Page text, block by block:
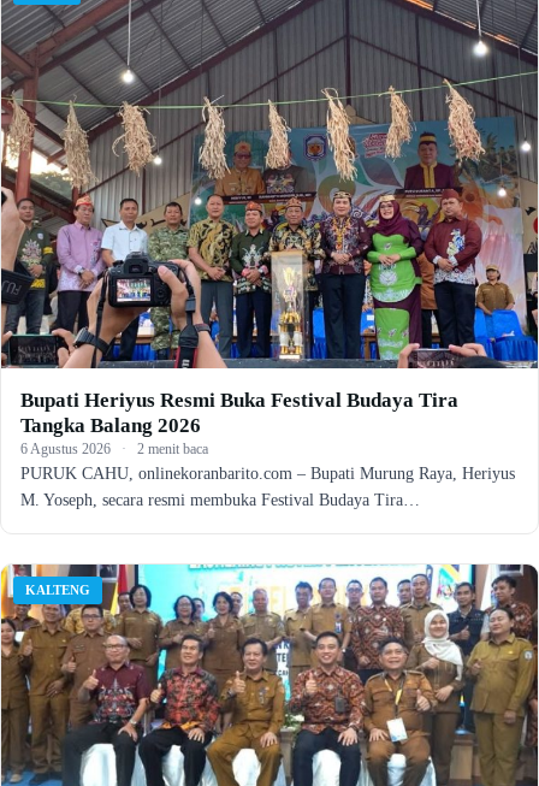
Bupati Heriyus Resmi Buka Festival Budaya Tira
Tangka Balang 2026
6 Agustus 2026 · 2 menit baca
PURUK CAHU, onlinekoranbarito.com – Bupati Murung Raya, Heriyus
M. Yoseph, secara resmi membuka Festival Budaya Tira…
KALTENG